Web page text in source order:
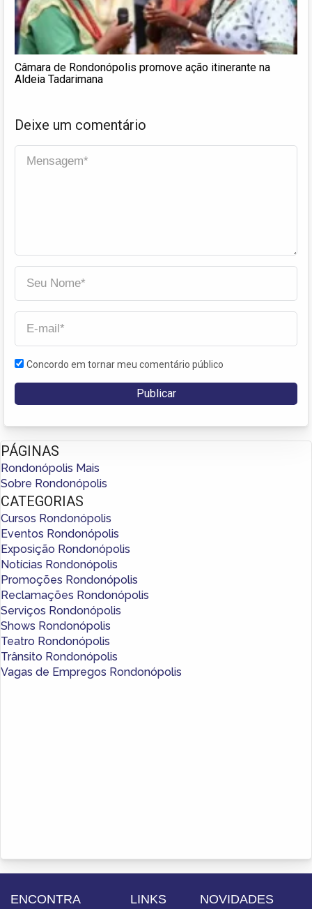
Câmara de Rondonópolis promove ação itinerante na
Aldeia Tadarimana
Deixe um comentário
Concordo em tornar meu comentário público
PÁGINAS
Rondonópolis Mais
Sobre Rondonópolis
CATEGORIAS
Cursos Rondonópolis
Eventos Rondonópolis
Exposição Rondonópolis
Notícias Rondonópolis
Promoções Rondonópolis
Reclamações Rondonópolis
Serviços Rondonópolis
Shows Rondonópolis
Teatro Rondonópolis
Trânsito Rondonópolis
Vagas de Empregos Rondonópolis
ENCONTRA LINKS NOVIDADES